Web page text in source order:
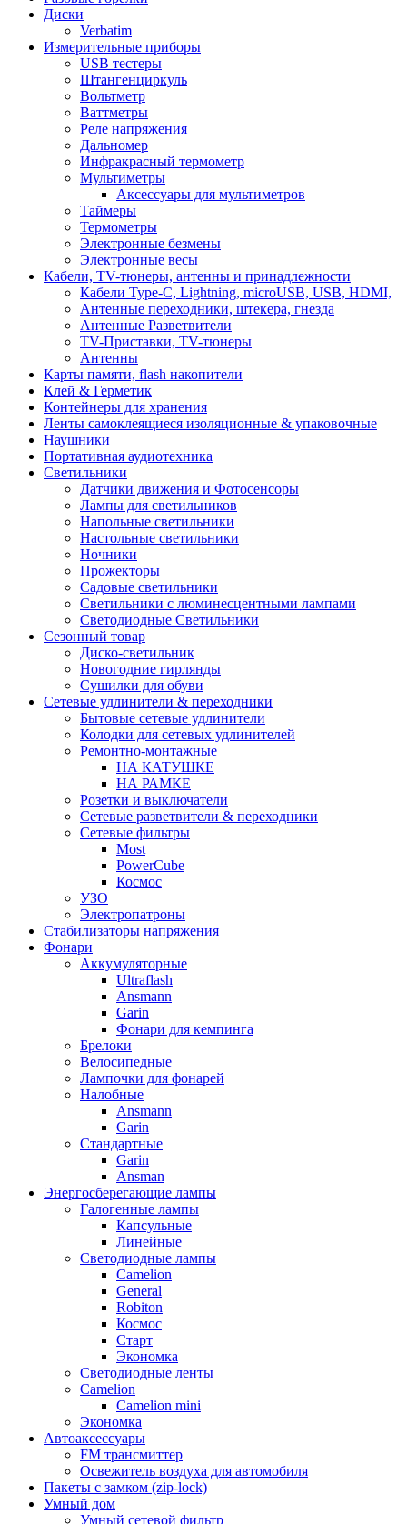
Диски
Verbatim
Измерительные приборы
USB тестеры
Штангенциркуль
Вольтметр
Ваттметры
Реле напряжения
Дальномер
Инфракрасный термометр
Мультиметры
Аксессуары для мультиметров
Таймеры
Термометры
Электронные безмены
Электронные весы
Кабели, TV-тюнеры, антенны и принадлежности
Кабели Type-C, Lightning, microUSB, USB, HDMI,
Антенные переходники, штекера, гнезда
Антенные Разветвители
TV-Приставки, TV-тюнеры
Антенны
Карты памяти, flash накопители
Клей & Герметик
Контейнеры для хранения
Ленты самоклеящиеся изоляционные & упаковочные
Наушники
Портативная аудиотехника
Светильники
Датчики движения и Фотосенсоры
Лампы для светильников
Напольные светильники
Настольные светильники
Ночники
Прожекторы
Садовые светильники
Светильники с люминесцентными лампами
Светодиодные Светильники
Сезонный товар
Диско-светильник
Новогодние гирлянды
Сушилки для обуви
Сетевые удлинители & переходники
Бытовые сетевые удлинители
Колодки для сетевых удлинителей
Ремонтно-монтажные
НА КАТУШКЕ
НА РАМКЕ
Розетки и выключатели
Сетевые разветвители & переходники
Сетевые фильтры
Most
PowerCube
Космос
УЗО
Электропатроны
Стабилизаторы напряжения
Фонари
Аккумуляторные
Ultraflash
Ansmann
Garin
Фонари для кемпинга
Брелоки
Велосипедные
Лампочки для фонарей
Налобные
Ansmann
Garin
Стандартные
Garin
Ansman
Энергосберегающие лампы
Галогенные лампы
Капсульные
Линейные
Светодиодные лампы
Camelion
General
Robiton
Космос
Старт
Экономка
Светодиодные ленты
Camelion
Camelion mini
Экономка
Автоаксессуары
FM трансмиттер
Освежитель воздуха для автомобиля
Пакеты с замком (zip-lock)
Умный дом
Умный сетевой фильтр